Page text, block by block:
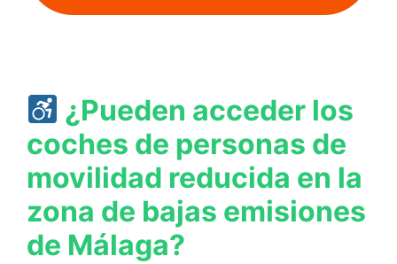
¿Pueden acceder los
coches de personas de
movilidad reducida en la
zona de bajas emisiones
de Málaga?